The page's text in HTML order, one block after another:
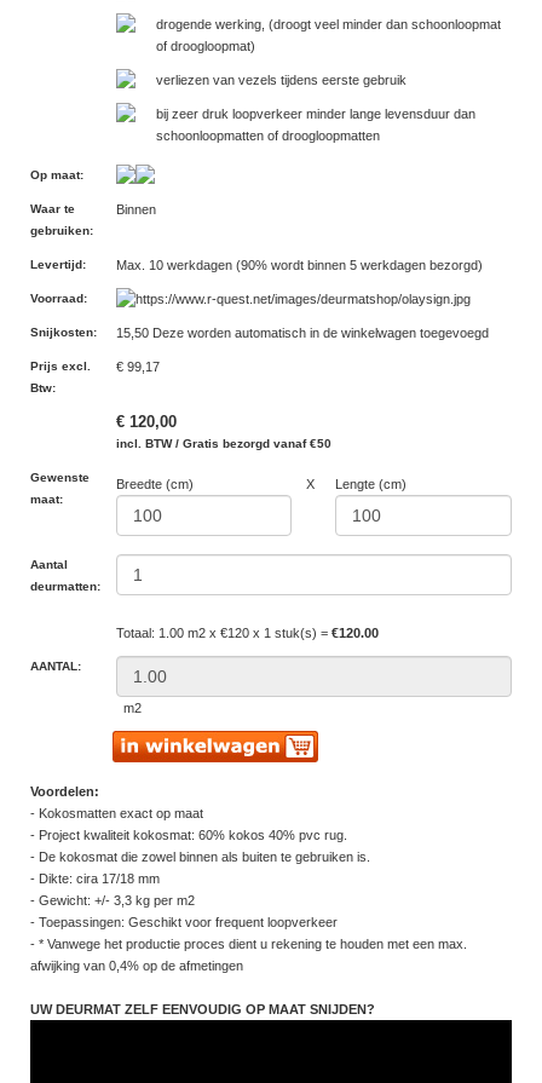
drogende werking, (droogt veel minder dan schoonloopmat
of droogloopmat)
verliezen van vezels tijdens eerste gebruik
bij zeer druk loopverkeer minder lange levensduur dan
schoonloopmatten of droogloopmatten
Op maat:
Waar te
gebruiken:
Binnen
Levertijd : Max. 10 werkdagen (90% wordt binnen 5 werkdagen bezorgd)
Voorraad :
Snijkosten: 15,50 Deze worden automatisch in de winkelwagen toegevoegd
Prijs excl.
Btw:
€ 99,17
€ 120,00
incl. BTW / Gratis bezorgd vanaf €50
Gewenste
maat:
Breedte (cm) X Lengte (cm)
Aantal
deurmatten:
Totaal: 1.00 m2 x €120 x 1 stuk(s) = €120.00
AANTAL:
m2
Voordelen:
- Kokosmatten exact op maat
- Project kwaliteit kokosmat: 60% kokos 40% pvc rug.
- De kokosmat die zowel binnen als buiten te gebruiken is.
- Dikte: cira 17/18 mm
- Gewicht: +/- 3,3 kg per m2
- Toepassingen: Geschikt voor frequent loopverkeer
- * Vanwege het productie proces dient u rekening te houden met een max.
afwijking van 0,4% op de afmetingen
UW DEURMAT ZELF EENVOUDIG OP MAAT SNIJDEN?